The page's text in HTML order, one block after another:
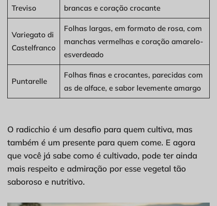
Treviso
brancas e coração crocante
Variegato di
Castelfranco
Folhas largas, em formato de rosa, com
manchas vermelhas e coração amarelo-
esverdeado
Puntarelle
Folhas finas e crocantes, parecidas com
as de alface, e sabor levemente amargo
O radicchio é um desafio para quem cultiva, mas
também é um presente para quem come. E agora
que você já sabe como é cultivado, pode ter ainda
mais respeito e admiração por esse vegetal tão
saboroso e nutritivo.